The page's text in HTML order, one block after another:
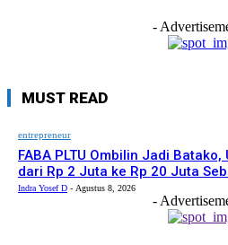
-
MUST READ
entrepreneur
FABA PLTU Ombilin Jadi
dari Rp 2 Juta ke Rp 20 Juta
Indra Yosef D - Agustus 8, 2026
-